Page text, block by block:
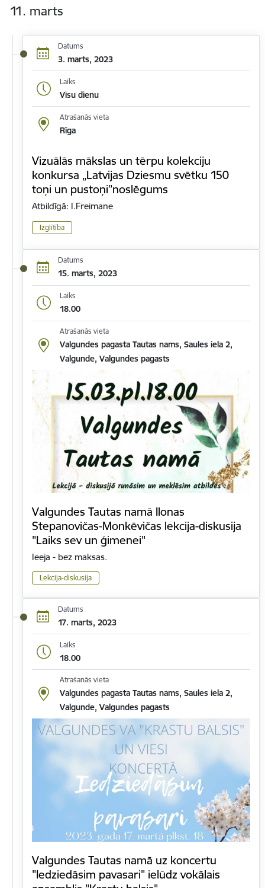
11. marts
Datums
3. marts, 2023
Laiks
Visu dienu
Atrašanās vieta
Rīga
Vizuālās mākslas un tērpu kolekciju
konkursa „Latvijas Dziesmu svētku 150
toņi un pustoņi”noslēgums
Atbildīgā: I.Freimane
Izglītība
Datums
15. marts, 2023
Laiks
18.00
Atrašanās vieta
Valgundes pagasta Tautas nams, Saules iela 2,
Valgunde, Valgundes pagasts
Valgundes Tautas namā Ilonas
Stepanovičas-Monkēvičas lekcija-diskusija
"Laiks sev un ģimenei"
Ieeja - bez maksas.
Lekcija-diskusija
Datums
17. marts, 2023
Laiks
18.00
Atrašanās vieta
Valgundes pagasta Tautas nams, Saules iela 2,
Valgunde, Valgundes pagasts
Valgundes Tautas namā uz koncertu
"Iedziedāsim pavasari" ielūdz vokālais